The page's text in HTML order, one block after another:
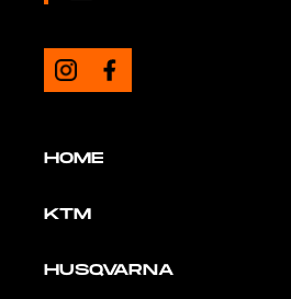
HOME
KTM
HUSQVARNA